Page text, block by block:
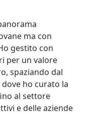
ma con
gestito con
per un valore
spaziando dal
ho curato la
al settore
e delle aziende